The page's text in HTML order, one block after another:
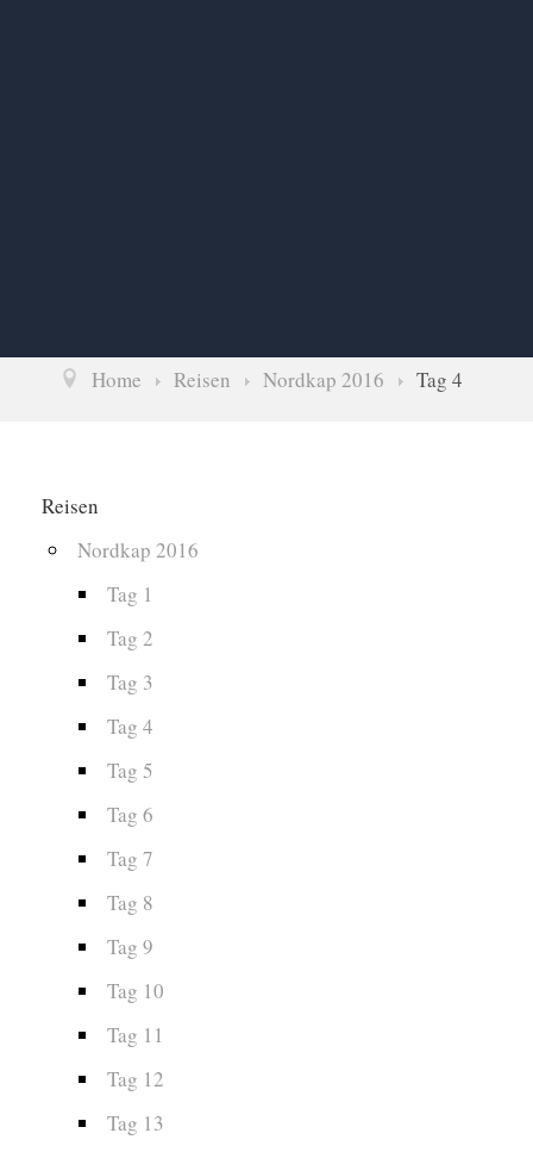
Home Reisen Nordkap 2016 Tag 4
Reisen
Nordkap 2016
Tag 1
Tag 2
Tag 3
Tag 4
Tag 5
Tag 6
Tag 7
Tag 8
Tag 9
Tag 10
Tag 11
Tag 12
Tag 13